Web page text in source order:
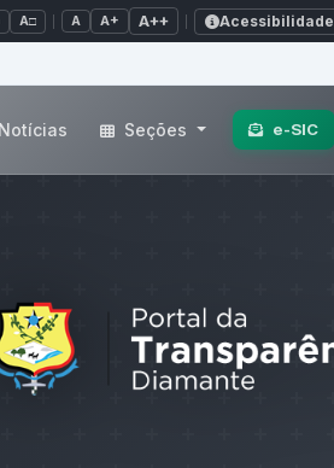
A□ A A+ A++ Acessibilidade
Notícias Seções e-SIC